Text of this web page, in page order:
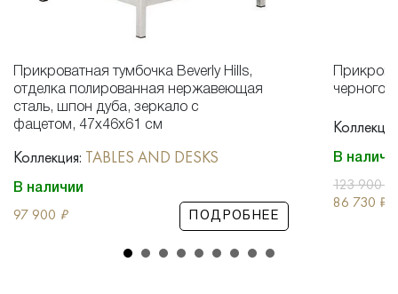
Прикроватная тумбочка Beverly Hills,
отделка полированная нержавеющая
сталь, шпон дуба, зеркало с
фацетом, 47x46x61 см
Коллекция: TABLES AND DESKS
В наличии
97 900 ₽ ПОДРОБНЕЕ
черного
В
123 900
86 730 ₽